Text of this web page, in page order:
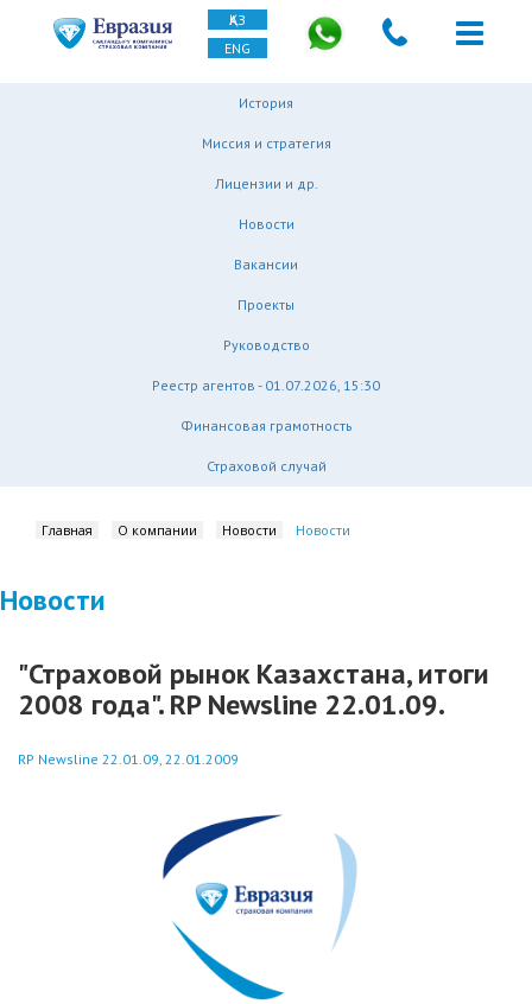
ҚАЗ
ENG
История
Миссия и стратегия
Лицензии и др.
Новости
Вакансии
Проекты
Руководство
Реестр агентов - 01.07.2026, 15:30
Финансовая грамотность
Страховой случай
Главная О компании Новости Новости
Новости
"Страховой рынок Казахстана, итоги
2008 года". RP Newsline 22.01.09.
RP Newsline 22.01.09, 22.01.2009